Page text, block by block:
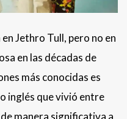
Jethro Tull, pero no en
en las décadas de
más conocidas es
inglés que vivió entre
manera significativa a